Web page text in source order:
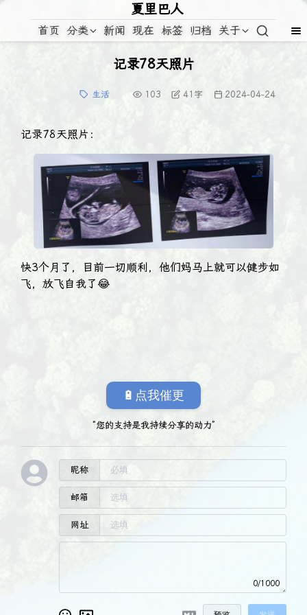
夏里巴人
首页 分类 新闻 现在 标签 归档 关于
记录78天照片
生活 103 41 字 2024-04-24
记录78天照片：
快3个月了，目前一切顺利，他们妈马上就可以健步如
飞，放飞自我了😂
🔋点我催更
“您的支持是我持续分享的动力”
昵称
邮箱
网址
0/1000